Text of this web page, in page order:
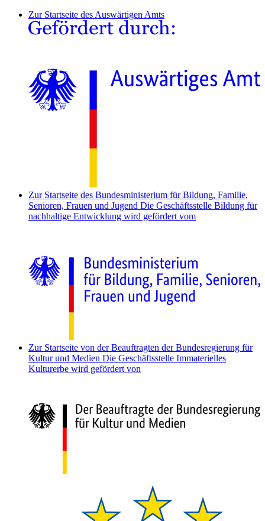
Zur Startseite des Auswärtigen Amts
Zur Startseite des Bundesministerium für Bildung, Familie,
Senioren, Frauen und Jugend Die Geschäftsstelle Bildung für
nachhaltige Entwicklung wird gefördert vom
Zur Startseite von der Beauftragten der Bundesregierung für
Kultur und Medien Die Geschäftsstelle Immaterielles
Kulturerbe wird gefördert von